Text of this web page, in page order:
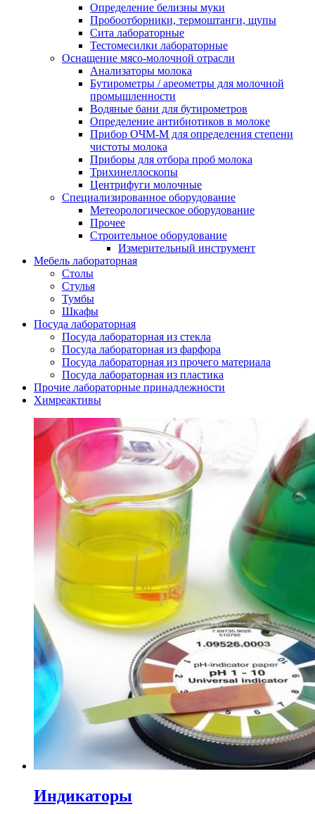
Определение белизны муки
Пробоотборники, термоштанги, щупы
Сита лабораторные
Тестомесилки лабораторные
Оснащение мясо-молочной отрасли
Анализаторы молока
Бутирометры / ареометры для молочной
промышленности
Водяные бани для бутирометров
Определение антибиотиков в молоке
Прибор ОЧМ-М для определения степени
чистоты молока
Приборы для отбора проб молока
Трихинеллоскопы
Центрифуги молочные
Специализированное оборудование
Метеорологическое оборудование
Прочее
Строительное оборудование
Измерительный инструмент
Мебель лабораторная
Столы
Стулья
Тумбы
Шкафы
Посуда лабораторная
Посуда лабораторная из стекла
Посуда лабораторная из фарфора
Посуда лабораторная из прочего материала
Посуда лабораторная из пластика
Прочие лабораторные принадлежности
Химреактивы
Индикаторы